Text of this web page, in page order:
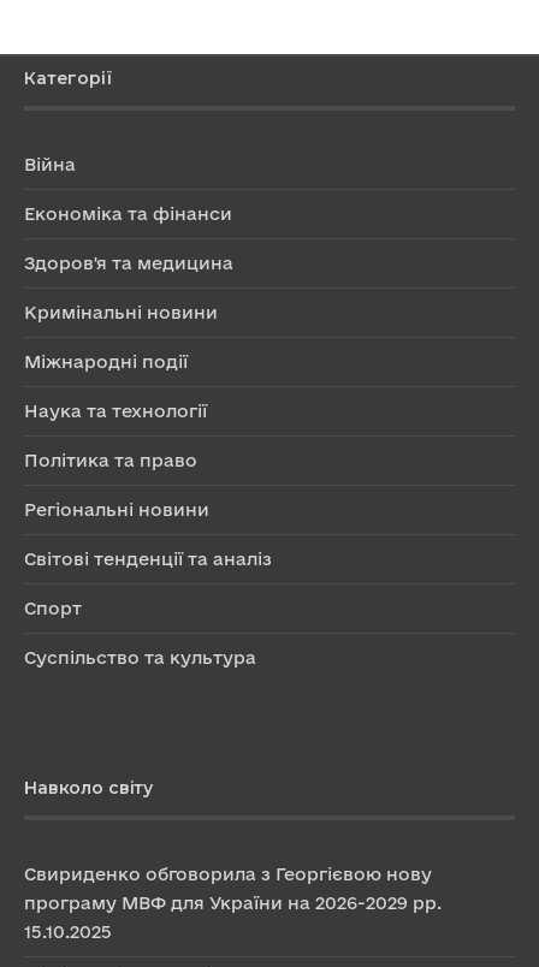
Категорії
Війна
Економіка та фінанси
Здоров'я та медицина
Кримінальні новини
Міжнародні події
Наука та технології
Політика та право
Регіональні новини
Світові тенденції та аналіз
Спорт
Суспільство та культура
Навколо світу
Свириденко обговорила з Георгієвою нову
програму МВФ для України на 2026-2029 рр.
15.10.2025